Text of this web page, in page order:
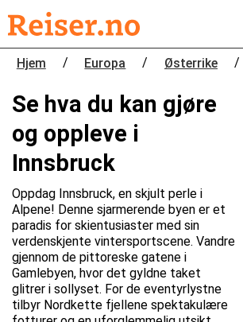
Hjem / Europa / Østerrike /
Se hva du kan gjøre
og oppleve i
Innsbruck
Oppdag Innsbruck, en skjult perle i
Alpene! Denne sjarmerende byen er et
paradis for skientusiaster med sin
verdenskjente vintersportscene. Vandre
gjennom de pittoreske gatene i
Gamlebyen, hvor det gyldne taket
glitrer i sollyset. For de eventyrlystne
tilbyr Nordkette fjellene spektakulære